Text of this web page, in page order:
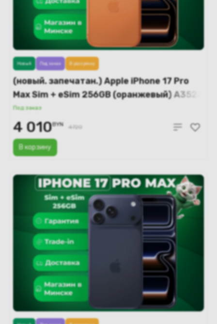
(новый. запечатан.) Apple iPhone 17 Pro
Max Sim + eSim 256GB (оранжевый) A3526
Под заказ
В корзину
Новый Под заказ В рассрочку
4 010BYN 4720